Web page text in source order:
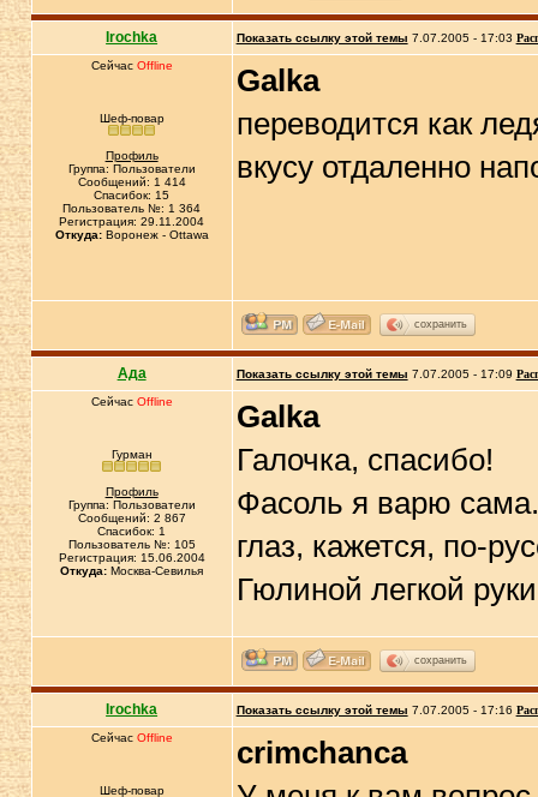
Irochka Показать ссылку этой темы 7.07.2005 - 17:03
Сейчас Offline
Шеф-повар
Профиль
Группа: Пользователи
Сообщений: 1 414
Спасибок: 15
Пользователь №: 1 364
Регистрация: 29.11.2004
Откуда:Воронеж - Ottawa
Galka
переводится как
вкусу отдаленно
сохранить
Ада Показать ссылку этой темы 7.07.2005 - 17:09
Сейчас Offline
Гурман
Профиль
Группа: Пользователи
Сообщений: 2 867
Спасибок: 1
Пользователь №: 105
Регистрация: 15.06.2004
Откуда: Москва-Севилья
Galka
Галочка, спасибо!
Фасоль я варю
глаз, кажется, по-
Гюлиной легкой
сохранить
Irochka Показать ссылку этой темы 7.07.2005 - 17:16
Сейчас Offline
Шеф-повар
crimchanca